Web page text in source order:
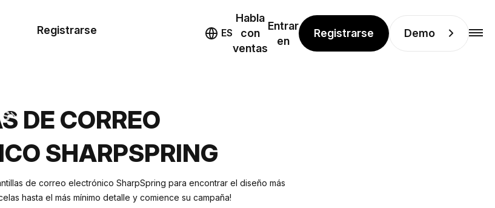
Registrarse ES
Habla
con
ventas
Entrar
en
Registrarse Demo
DE CORREO
SHARPSPRING
de correo electrónico SharpSpring para encontrar el diseño más
hasta el más mínimo detalle y comience su campaña!